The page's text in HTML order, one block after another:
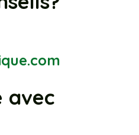
avec